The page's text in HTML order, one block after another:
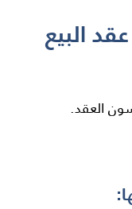
البيع
العقد.